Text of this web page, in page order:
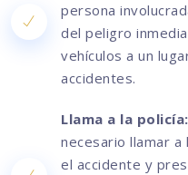
persona
del peligro
vehículos a un
accidentes.
Llama a la policía:
necesario llamar a
el accidente y